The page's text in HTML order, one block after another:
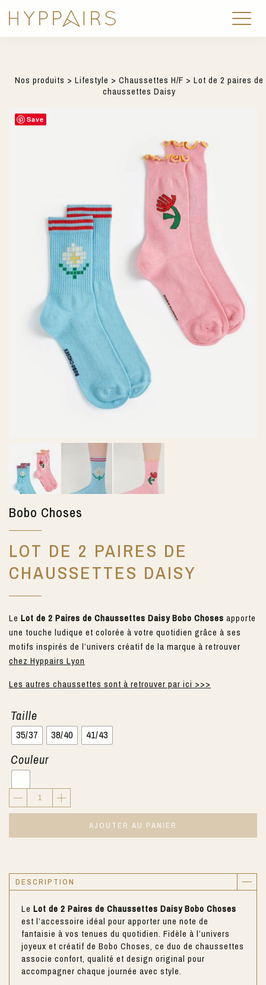
Nos produits > Lifestyle > Chaussettes H/F > Lot de 2 paires de
chaussettes Daisy
Save
Bobo Choses
LOT DE 2 PAIRES DE
CHAUSSETTES DAISY
Le Lot de 2 Paires de Chaussettes Daisy Bobo Choses apporte
une touche ludique et colorée à votre quotidien grâce à ses
motifs inspirés de l’univers créatif de la marque à retrouver
chez Hyppairs Lyon
Les autres chaussettes sont à retrouver par ici >>>
Taille
35/37 38/40 41/43
Couleur
AJOUTER AU PANIER
DESCRIPTION
Le Lot de 2 Paires de Chaussettes Daisy Bobo Choses
est l’accessoire idéal pour apporter une note de
fantaisie à vos tenues du quotidien. Fidèle à l’univers
joyeux et créatif de Bobo Choses, ce duo de chaussettes
associe confort, qualité et design original pour
accompagner chaque journée avec style.